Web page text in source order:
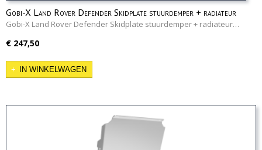
Gobi-X Land Rover Defender Skidplate stuurdemper + radiateur
Gobi-X Land Rover Defender Skidplate stuurdemper + radiateur…
€ 247,50
IN WINKELWAGEN